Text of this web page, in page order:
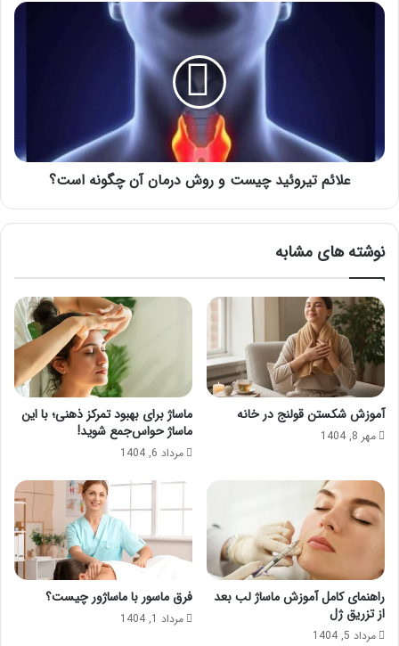
علائم
است؟
علائم تیروئید چیست و روش درمان آن چگونه است؟
نوشته های مشابه
آموزش شکستن قولنج در خانه
مهر 8, 1404
ماساژ برای بهبود تمرکز ذهنی؛ با این
ماساژ حواس‌جمع شوید!
مرداد 6, 1404
راهنمای کامل آموزش ماساژ لب بعد
از تزریق ژل
مرداد 5, 1404
فرق ماسور با ماساژور چیست؟
مرداد 1, 1404